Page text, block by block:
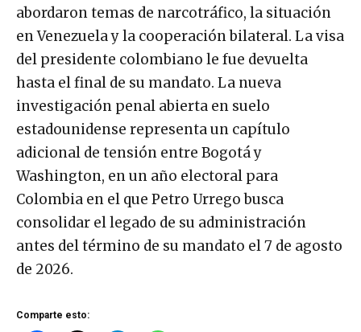
abordaron temas de narcotráfico, la situación
en Venezuela y la cooperación bilateral. La visa
del presidente colombiano le fue devuelta
hasta el final de su mandato. La nueva
investigación penal abierta en suelo
estadounidense representa un capítulo
adicional de tensión entre Bogotá y
Washington, en un año electoral para
Colombia en el que Petro Urrego busca
consolidar el legado de su administración
antes del término de su mandato el 7 de agosto
de 2026.
Comparte esto: